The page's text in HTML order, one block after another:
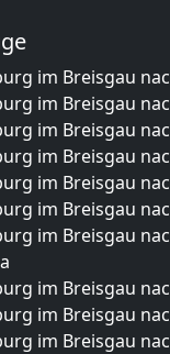
im Breisgau
im Breisgau
im Breisgau
im Breisgau
im Breisgau
im Breisgau
im Breisgau
im Breisgau
im Breisgau
im Breisgau